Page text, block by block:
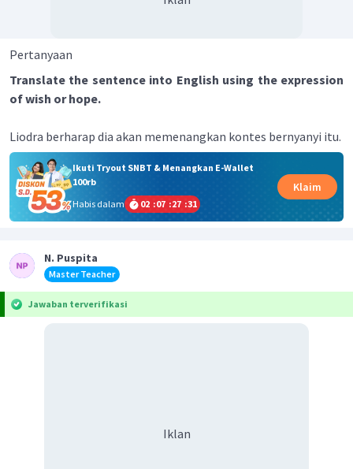
Pertanyaan
Translate the sentence into English using the expression
of wish or hope.
Liodra berharap dia akan memenangkan kontes bernyanyi itu.
Ikuti Tryout SNBT & Menangkan E-Wallet
100rb
Habis dalam
02 :07 :27 :31
Klaim
N. Puspita
Master Teacher
Jawaban terverifikasi
Iklan